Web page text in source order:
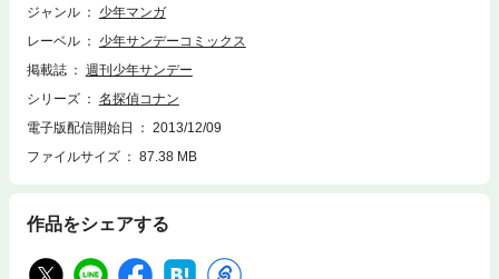
ジャンル
少年マンガ
レーベル
少年サンデーコミックス
掲載誌
週刊少年サンデー
シリーズ
名探偵コナン
電子版配信開始日
2013/12/09
ファイルサイズ
87.38 MB
作品をシェアする